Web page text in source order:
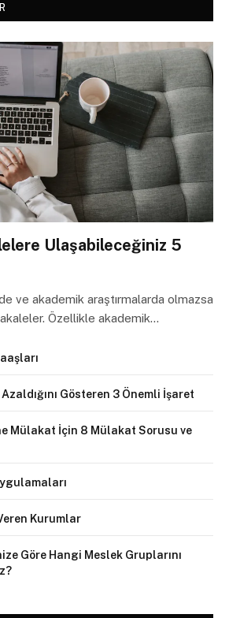
Ulaşabileceğiniz 5
ve akademik araştırmalarda olmazsa
Özellikle akademik…
Gösteren 3 Önemli İşaret
Mülakat İçin 8 Mülakat Sorusu ve
Kurumlar
Göre Hangi Meslek Gruplarını